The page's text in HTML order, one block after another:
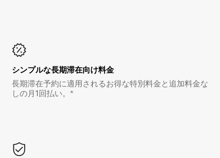
シンプルな長期滞在向け料金
長期滞在予約に適用されるお得な特別料金と追加料金な
しの月1回払い。*